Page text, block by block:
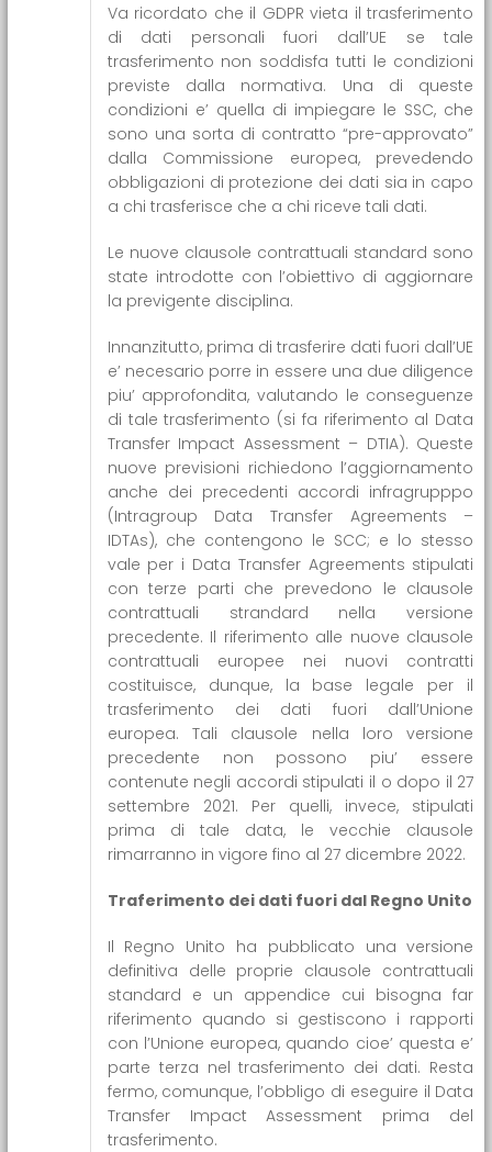
Va ricordato che il GDPR vieta il trasferimento
di dati personali fuori dall’UE se tale
trasferimento non soddisfa tutti le condizioni
previste dalla normativa. Una di queste
condizioni e’ quella di impiegare le SSC, che
sono una sorta di contratto “pre-approvato”
dalla Commissione europea, prevedendo
obbligazioni di protezione dei dati sia in capo
a chi trasferisce che a chi riceve tali dati.
Le nuove clausole contrattuali standard sono
state introdotte con l’obiettivo di aggiornare
la previgente disciplina.
Innanzitutto, prima di trasferire dati fuori dall’UE
e’ necesario porre in essere una due diligence
piu’ approfondita, valutando le conseguenze
di tale trasferimento (si fa riferimento al Data
Transfer Impact Assessment – DTIA). Queste
nuove previsioni richiedono l’aggiornamento
anche dei precedenti accordi infragrupppo
(Intragroup Data Transfer Agreements –
IDTAs), che contengono le SCC; e lo stesso
vale per i Data Transfer Agreements stipulati
con terze parti che prevedono le clausole
contrattuali strandard nella versione
precedente. Il riferimento alle nuove clausole
contrattuali europee nei nuovi contratti
costituisce, dunque, la base legale per il
trasferimento dei dati fuori dall’Unione
europea. Tali clausole nella loro versione
precedente non possono piu’ essere
contenute negli accordi stipulati il o dopo il 27
settembre 2021. Per quelli, invece, stipulati
prima di tale data, le vecchie clausole
rimarranno in vigore fino al 27 dicembre 2022.
Traferimento dei dati fuori dal Regno Unito
Il Regno Unito ha pubblicato una versione
definitiva delle proprie clausole contrattuali
standard e un appendice cui bisogna far
riferimento quando si gestiscono i rapporti
con l’Unione europea, quando cioe’ questa e’
parte terza nel trasferimento dei dati. Resta
fermo, comunque, l’obbligo di eseguire il Data
Transfer Impact Assessment prima del
trasferimento.